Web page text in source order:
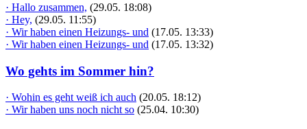
· Hallo zusammen, (29.05. 18:08)
· Hey, (29.05. 11:55)
· Wir haben einen Heizungs- und (17.05. 13:33)
· Wir haben einen Heizungs- und (17.05. 13:32)
Wo gehts im Sommer hin?
· Wohin es geht weiß ich auch (20.05. 18:12)
· Wir haben uns noch nicht so (25.04. 10:30)